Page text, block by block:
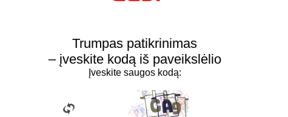
Trumpas patikrinimas
– įveskite kodą iš paveikslėlio
Įveskite saugos kodą: